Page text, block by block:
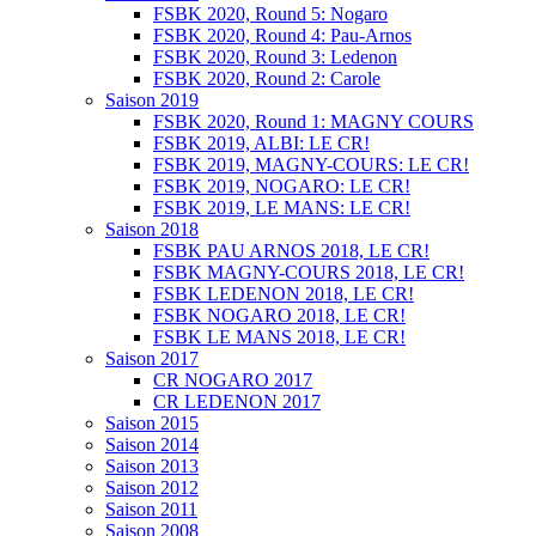
FSBK 2020, Round 5: Nogaro
FSBK 2020, Round 4: Pau-Arnos
FSBK 2020, Round 3: Ledenon
FSBK 2020, Round 2: Carole
Saison 2019
FSBK 2020, Round 1: MAGNY COURS
FSBK 2019, ALBI: LE CR!
FSBK 2019, MAGNY-COURS: LE CR!
FSBK 2019, NOGARO: LE CR!
FSBK 2019, LE MANS: LE CR!
Saison 2018
FSBK PAU ARNOS 2018, LE CR!
FSBK MAGNY-COURS 2018, LE CR!
FSBK LEDENON 2018, LE CR!
FSBK NOGARO 2018, LE CR!
FSBK LE MANS 2018, LE CR!
Saison 2017
CR NOGARO 2017
CR LEDENON 2017
Saison 2015
Saison 2014
Saison 2013
Saison 2012
Saison 2011
Saison 2008